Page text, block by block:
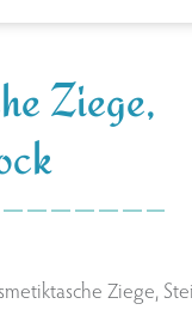
Ziege,
Ziege,